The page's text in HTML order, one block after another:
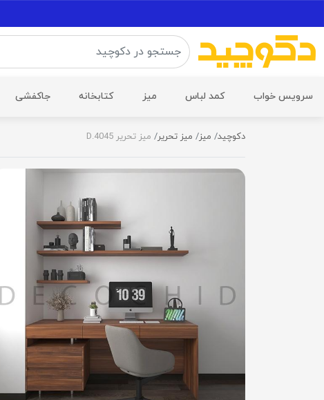
سرویس خواب کمد لباس میز کتابخانه جاکفشی
دکوچید میز میز تحریر میز تحریر D.4045